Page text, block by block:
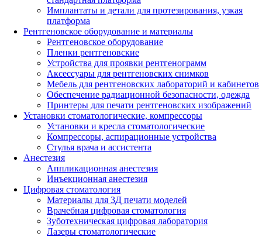
Имплантаты и детали для протезирования, узкая
платформа
Рентгеновское оборудование и материалы
Рентгеновское оборудование
Пленки рентгеновские
Устройства для проявки рентгенограмм
Аксессуары для рентгеновских снимков
Мебель для рентгеновских лабораторий и кабинетов
Обеспечение радиационной безопасности, одежда
Принтеры для печати рентгеновских изображений
Установки стоматологические, компрессоры
Установки и кресла стоматологические
Компрессоры, аспирационные устройства
Стулья врача и ассистента
Анестезия
Аппликационная анестезия
Инъекционная анестезия
Цифровая стоматология
Материалы для 3Д печати моделей
Врачебная цифровая стоматология
Зуботехническая цифровая лаборатория
Лазеры стоматологические